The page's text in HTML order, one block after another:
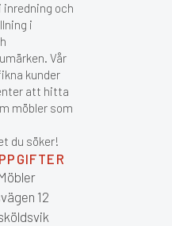
inredning och
i
Vår
kunder
att hitta
möbler som
du söker!
12